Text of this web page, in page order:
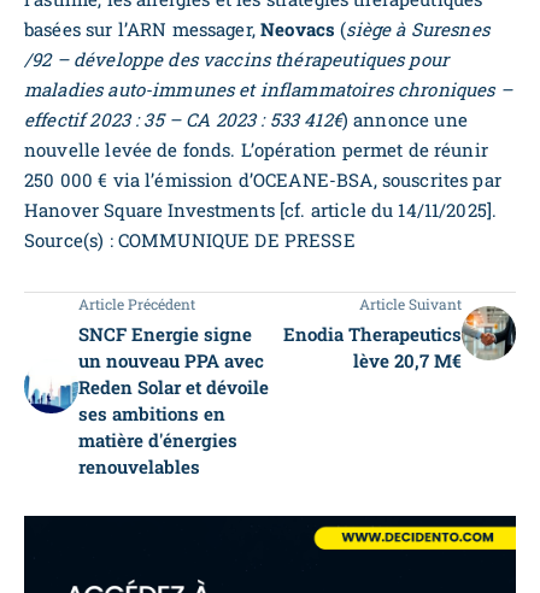
basées sur l’ARN messager,Neovacs (siège à Suresnes
/92 – développe des vaccins thérapeutiques pour
maladies auto-immunes et inflammatoires chroniques –
effectif 2023 : 35 – CA 2023 : 533 412€) annonce une
nouvelle levée de fonds. L’opération permet de réunir
250 000 € via l’émission d’OCEANE-BSA, souscrites par
Hanover Square Investments [cf. article du 14/11/2025].
Source(s) : COMMUNIQUE DE PRESSE
Article Précédent
SNCF Energie signe
un nouveau PPA avec
Reden Solar et dévoile
ses ambitions en
matière d'énergies
renouvelables
Article Suivant
Enodia Therapeutics
lève 20,7 M€